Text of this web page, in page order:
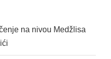
na nivou Medžlisa